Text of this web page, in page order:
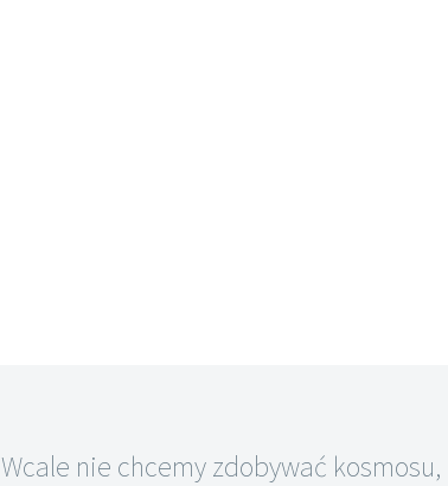
Wcale nie chcemy zdobywać kosmosu,